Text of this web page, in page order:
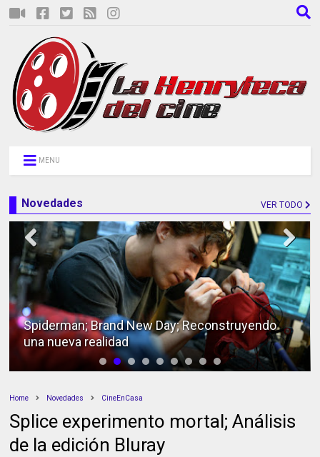
MENU
Novedades VER TODO
Spiderman; Brand New Day; Reconstruyendo
una nueva realidad
Home Novedades CineEnCasa
Splice experimento mortal; Análisis
de la edición Bluray